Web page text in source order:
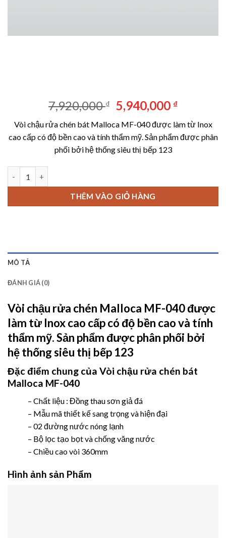
7,920,000₫ Giá
gốc
là:
7,920,000 ₫.
5,940,000 ₫Giá
hiện
tại
là:
Vòi chậu rửa chén bát Malloca MF-040được làm từ Inox
cao cấp có độ bền cao và tính thẩm mỹ. Sản phẩm được phân
phối bởihệ thống siêu thị bếp 123
THÊM VÀO GIỎ HÀNG
MÔ TẢ
ĐÁNH GIÁ (0)
Vòi chậu rửa chén Malloca MF-040được
làm từ Inox cao cấp có độ bền cao và tính
thẩm mỹ. Sản phẩm được phân phối bởi
hệ thống siêu thị bếp 123
Đặc điểm chung của Vòi chậu rửa chén bát
Malloca MF-040
– Chất liệu : Đồng thau sơn giả đá
– Mẫu mã thiết kế sang trọng và hiện đại
– 02 đường nước nóng lạnh
– Bộ lọc tạo bọt và chống văng nước
– Chiều cao vòi 360mm
Hình ảnh sản Phẩm